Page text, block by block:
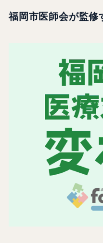
福岡市医師会が監